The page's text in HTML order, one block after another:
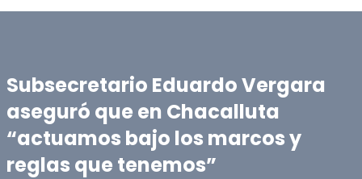
Subsecretario Eduardo Vergara
aseguró que en Chacalluta
“actuamos bajo los marcos y
reglas que tenemos”